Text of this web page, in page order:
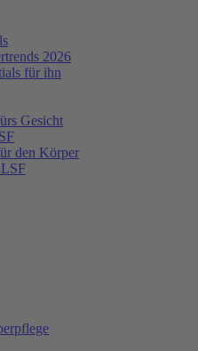
2026
für ihn
Gesicht
den Körper